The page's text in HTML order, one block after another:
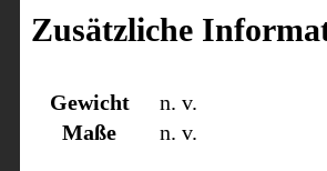
Zusätzliche
Gewicht
n. v.
Maße
n. v.